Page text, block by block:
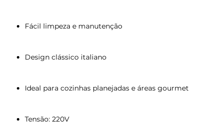
Fácil limpeza e manutenção
Design clássico italiano
Ideal para cozinhas planejadas e áreas gourmet
Tensão: 220V